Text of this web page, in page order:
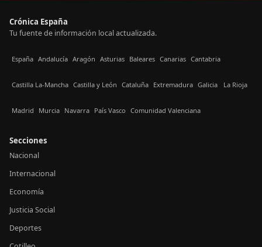
Crónica España
Tu fuente de información local actualizada.
España Andalucía Aragón Asturias Baleares Canarias Cantabria
Castilla La-Mancha Castilla y León Cataluña Extremadura Galicia La Rioja
Madrid Murcia Navarra País Vasco Comunidad Valenciana
Secciones
Nacional
Internacional
Economía
Justicia Social
Deportes